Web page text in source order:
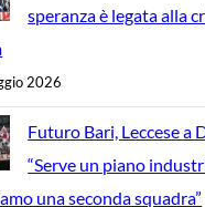
speranza è legata alla
2026
Futuro Bari, Leccese a
“Serve un piano
una seconda squadra”